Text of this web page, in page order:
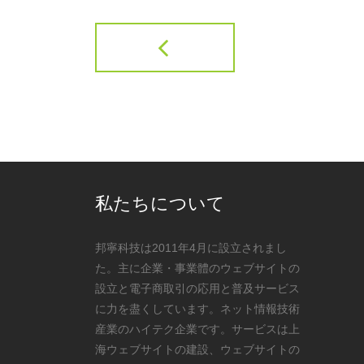
私たちについて
邦寧科技は2011年4月に設立されまし
た。主に企業・事業體のウェブサイトの
設立と電子商取引の応用と普及サービス
に力を盡くしています。ネット情報技術
産業のハイテク企業です。サービスは上
海ウェブサイトの建設、ウェブサイトの